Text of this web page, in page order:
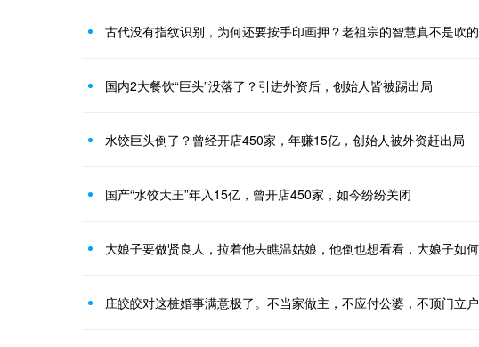
古代没有指纹识别，为何还要按手印画押？老祖宗的智慧真不是吹的
国内2大餐饮“巨头”没落了？引进外资后，创始人皆被踢出局
水饺巨头倒了？曾经开店450家，年赚15亿，创始人被外资赶出局
国产“水饺大王”年入15亿，曾开店450家，如今纷纷关闭